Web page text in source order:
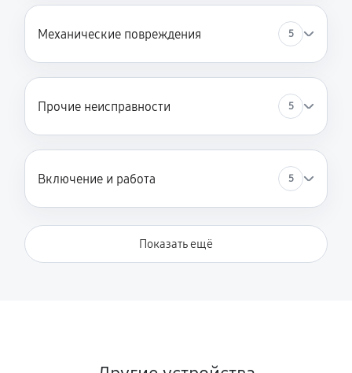
Механические повреждения 5
Прочие неисправности 5
Включение и работа 5
Показать ещё